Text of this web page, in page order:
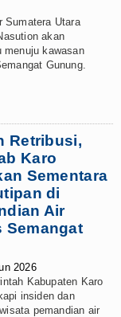
3
Absen di
Sumatera Utara
akan
menuju kawasan
Gunung.
Retribusi,
Karo
Sementara
di
Air
Semangat
2026
Kabupaten Karo
insiden dan
pemandian air